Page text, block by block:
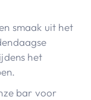
smaak uit het
het
bar voor